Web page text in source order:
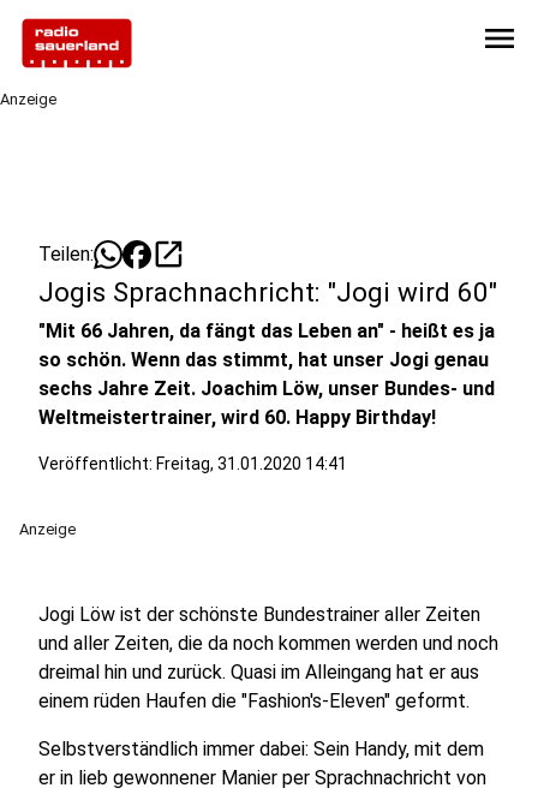
menu
Anzeige
Teilen: open_in_new
Jogis Sprachnachricht: "Jogi wird 60"
"Mit 66 Jahren, da fängt das Leben an" - heißt es ja
so schön. Wenn das stimmt, hat unser Jogi genau
sechs Jahre Zeit. Joachim Löw, unser Bundes- und
Weltmeistertrainer, wird 60. Happy Birthday!
Veröffentlicht: Freitag, 31.01.2020 14:41
Anzeige
Jogi Löw ist der schönste Bundestrainer aller Zeiten
und aller Zeiten, die da noch kommen werden und noch
dreimal hin und zurück. Quasi im Alleingang hat er aus
einem rüden Haufen die "Fashion's-Eleven" geformt.
Selbstverständlich immer dabei: Sein Handy, mit dem
er in lieb gewonnener Manier per Sprachnachricht von